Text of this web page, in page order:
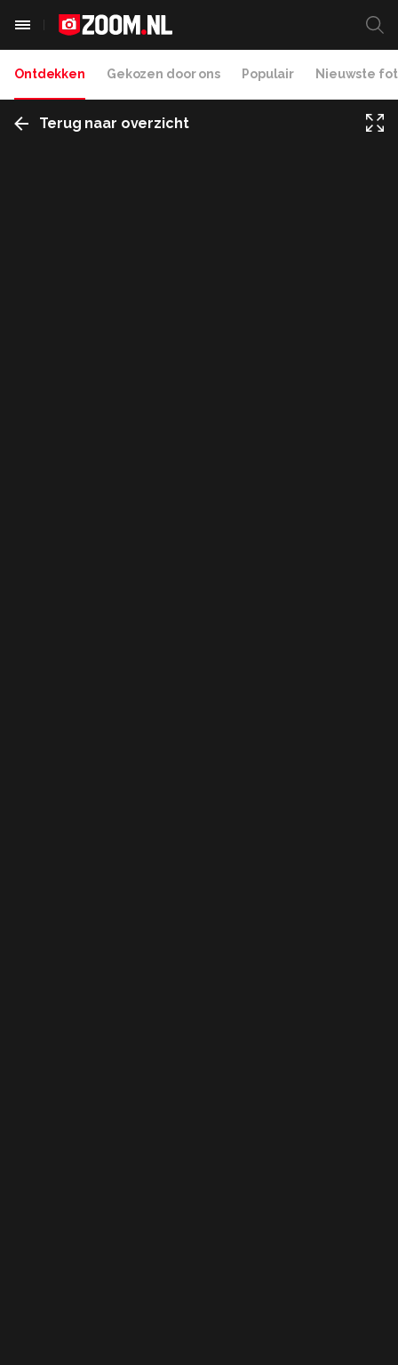
Ontdekken Gekozen door ons Populair Nieuwste
Terug naar overzicht